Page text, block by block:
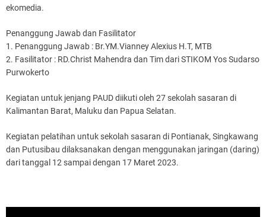
ekomedia.
Penanggung Jawab dan Fasilitator
1. Penanggung Jawab : Br.YM.Vianney Alexius H.T, MTB
2. Fasilitator : RD.Christ Mahendra dan Tim dari STIKOM Yos Sudarso
Purwokerto
Kegiatan untuk jenjang PAUD diikuti oleh 27 sekolah sasaran di
Kalimantan Barat, Maluku dan Papua Selatan.
Kegiatan pelatihan untuk sekolah sasaran di Pontianak, Singkawang
dan Putusibau dilaksanakan dengan menggunakan jaringan (daring)
dari tanggal 12 sampai dengan 17 Maret 2023.